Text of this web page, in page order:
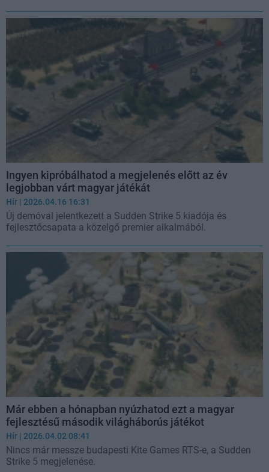
Ingyen kipróbálhatod a megjelenés előtt az év
legjobban várt magyar játékát
Hír | 2026.04.16 16:31
Új demóval jelentkezett a Sudden Strike 5 kiadója és
fejlesztőcsapata a közelgő premier alkalmából.
Már ebben a hónapban nyúzhatod ezt a magyar
fejlesztésű második világháborús játékot
Hír | 2026.04.02 08:41
Nincs már messze budapesti Kite Games RTS-e, a Sudden
Strike 5 megjelenése.